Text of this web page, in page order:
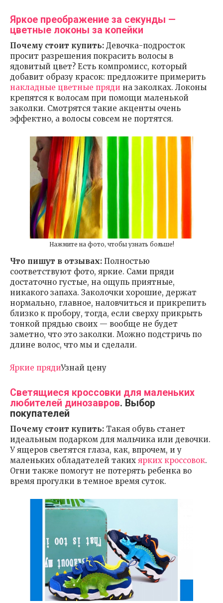
Яркое преображение за секунды —
цветные локоны за копейки
Почему стоит купить: Девочка-подросток
просит разрешения покрасить волосы в
ядовитый цвет? Есть компромисс, который
добавит образу красок: предложите примерить
накладные цветные пряди на заколках. Локоны
крепятся к волосам при помощи маленькой
заколки. Смотрятся такие акценты очень
эффектно, а волосы совсем не портятся.
Нажмите на фото, чтобы узнать больше!
Что пишут в отзывах: Полностью
соответствуют фото, яркие. Сами пряди
достаточно густые, на ощупь приятные,
никакого запаха. Заколочки хорошие, держат
нормально, главное, наловчиться и прикрепить
близко к пробору, тогда, если сверху прикрыть
тонкой прядью своих — вообще не будет
заметно, что это заколки. Можно подстричь по
длине волос, что мы и сделали.
Яркие прядиУзнай цену
Светящиеся кроссовки для маленьких
любителей динозавров. Выбор
покупателей
Почему стоит купить: Такая обувь станет
идеальным подарком для мальчика или девочки.
У ящеров светятся глаза, как, впрочем, и у
маленьких обладателей таких ярких кроссовок.
Огни также помогут не потерять ребенка во
время прогулки в темное время суток.